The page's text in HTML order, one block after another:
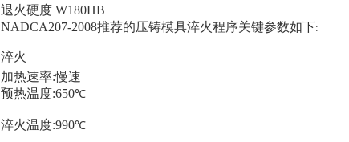
退火硬度:W180HB
NADCA207-2008推荐的压铸模具淬火程序关键参数如下:
淬火
加热速率:慢速
预热温度:650℃
淬火温度:990℃